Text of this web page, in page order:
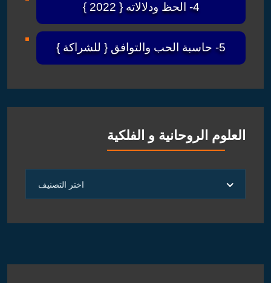
4- الحظ ودلالاته { 2022 }
5- حاسبة الحب والتوافق { للشراكة }
العلوم الروحانية و الفلكية
الروحانية
الفلكية
اختر التصنيف